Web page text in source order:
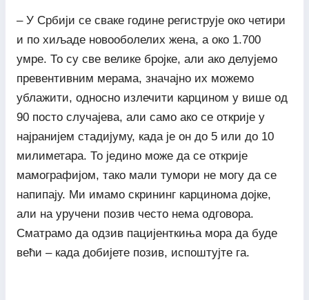
– У Србији се сваке године региструје око четири
и по хиљаде новооболелих жена, а око 1.700
умре. То су све велике бројке, али ако делујемо
превентивним мерама, значајно их можемо
ублажити, односно излечити карцином у више од
90 посто случајева, али само ако се открије у
најранијем стадијуму, када је он до 5 или до 10
милиметара. То једино може да се открије
мамографијом, тако мали тумори не могу да се
напипају. Ми имамо скрининг карцинома дојке,
али на уручени позив често нема одговора.
Сматрамо да одзив пацијенткиња мора да буде
већи – када добијете позив, испоштујте га.